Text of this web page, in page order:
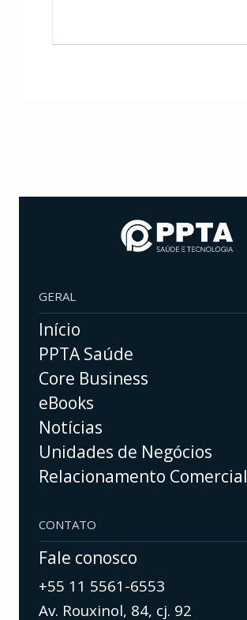
GERAL
Início
PPTA Saúde
Core Business
eBooks
Notícias
Unidades de Negócios
Relacionamento Comercial
CONTATO
Fale conosco
+55 11 5561-6553
Av. Rouxinol, 84, cj. 92